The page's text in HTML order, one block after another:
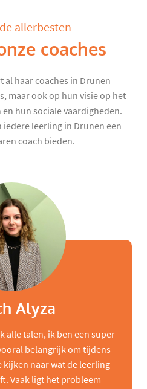
allerbesten
coaches
al haar coaches in Drunen
maar ook op hun visie op het
hun sociale vaardigheden.
leerling in Drunen een
coach bieden.
Alyza
alle talen, ik ben een super
belangrijk om tijdens
kijken naar wat de leerling
Vaak ligt het probleem